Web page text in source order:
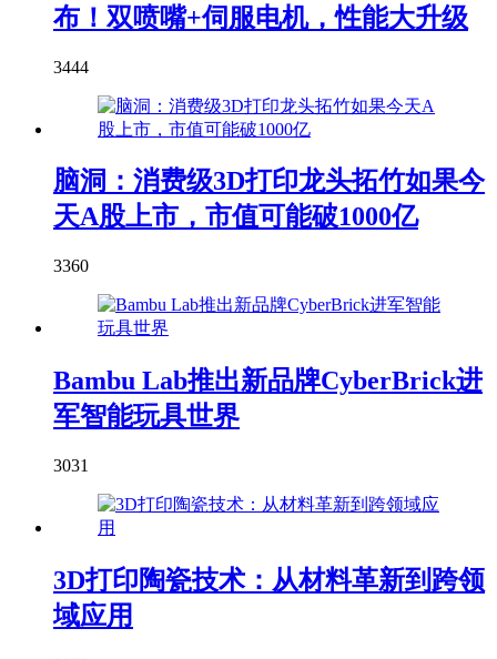
布！双喷嘴+伺服电机，性能大升级
3444
脑洞：消费级3D打印龙头拓竹如果今
天A股上市，市值可能破1000亿
3360
Bambu Lab推出新品牌CyberBrick进
军智能玩具世界
3031
3D打印陶瓷技术：从材料革新到跨领
域应用